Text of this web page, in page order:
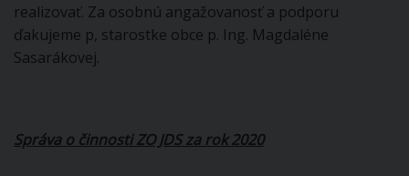
realizovať. Za osobnú angažovanosť a podporu
ďakujeme p, starostke obce p. Ing. Magdaléne
Sasarákovej.
Správa o činnosti ZO JDS za rok 2020